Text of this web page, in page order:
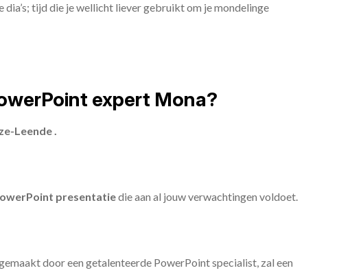
dia’s; tijd die je wellicht liever gebruikt om je mondelinge
expert Mona?
Leende .
presentatiedie aan al jouw verwachtingen voldoet.
door een getalenteerde PowerPoint specialist, zal een